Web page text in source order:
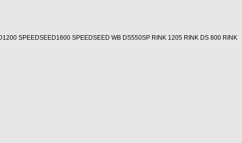
SPEEDSEED1600 SPEEDSEED WB DS550SP RINK 1205 RINK DS 800 RINK